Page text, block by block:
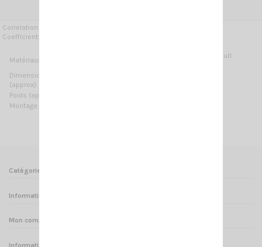
Correlation
Coefficient:
Matériaux:
Laiton, thermoplastique stabilisé aux UV, circuit
Dimensions
(approx):
Poids (approx):
Montage:
Catégories
Informations
Mon compte
Informations sur votre boutique